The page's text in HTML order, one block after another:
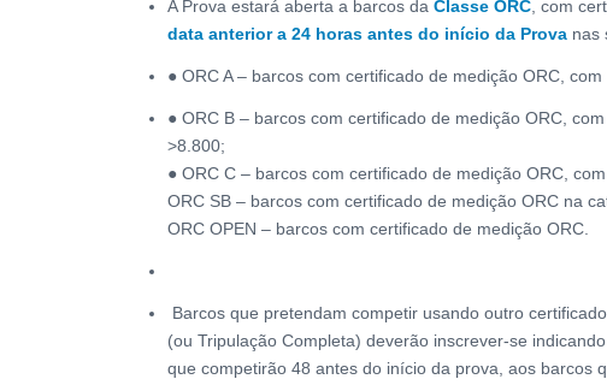
A Prova estará aberta a barcos da Classe ORC, com
data anterior a 24 horas antes do início da Prova nas
● ORC A – barcos com certificado de medição ORC, com
● ORC B – barcos com certificado de medição ORC,
>8.800;
● ORC C – barcos com certificado de medição ORC,
ORC SB – barcos com certificado de medição ORC na
ORC OPEN – barcos com certificado de medição ORC.
Barcos que pretendam competir usando outro
(ou Tripulação Completa) deverão inscrever-se
que competirão 48 antes do início da prova, aos barcos